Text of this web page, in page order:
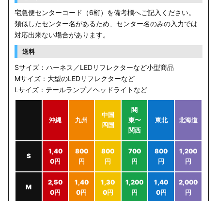
宅急便センターコード（6桁）を備考欄へご記入ください。
類似したセンター名があるため、センター名のみの入力では
対応出来ない場合があります。
送料
Sサイズ：ハーネス／LEDリフレクターなど小型商品
Mサイズ：大型のLEDリフレクターなど
Lサイズ：テールランプ／ヘッドライトなど
沖縄 九州
中国
四国
関
東〜
関西
東北 北海道
S
1,40
0円
800
円
800
円
700
円
800
円
1,200
円
M
2,50
0円
1,40
0円
1,30
0円
1,200
円
1,40
0円
2,000
円